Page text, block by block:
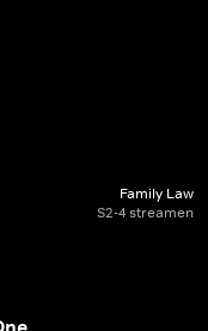
Family Law
S2-4 streamen